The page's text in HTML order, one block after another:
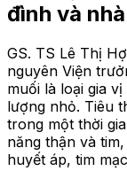
đình và
GS. TS Lê Thị
nguyên Viện
muối là loại gia
lượng nhỏ. Tiêu
trong một thời
năng thận và
huyết áp, tim